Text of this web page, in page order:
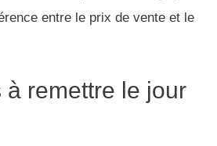
entre le prix de vente et le
à remettre le jour